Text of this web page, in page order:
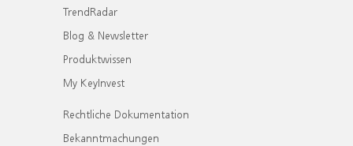
TrendRadar
Blog & Newsletter
Produktwissen
My KeyInvest
Rechtliche Dokumentation
Bekanntmachungen